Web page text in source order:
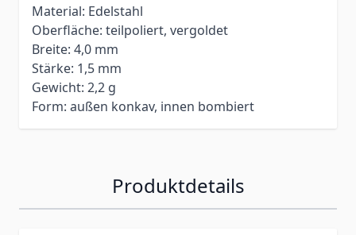
Material: Edelstahl
Oberfläche: teilpoliert, vergoldet
Breite: 4,0 mm
Stärke: 1,5 mm
Gewicht: 2,2 g
Form: außen konkav, innen bombiert
Produktdetails